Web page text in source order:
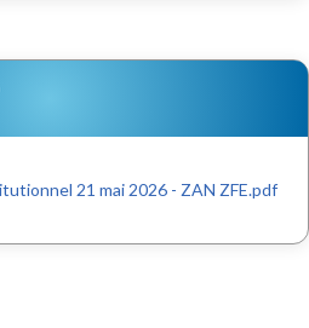
21 mai 2026 - ZAN ZFE.pdf